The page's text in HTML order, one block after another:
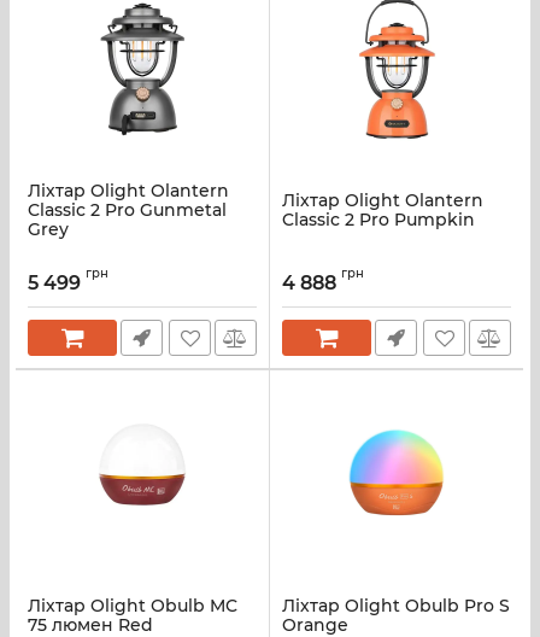
Ліхтар Olight Olantern
Classic 2 Pro Gunmetal
Grey
5 499 грн
Ліхтар Olight Olantern
Classic 2 Pro Pumpkin
4 888 грн
Ліхтар Olight Obulb MC
75 люмен Red
Ліхтар Olight Obulb Pro S
Orange